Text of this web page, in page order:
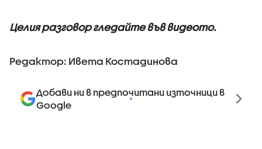
Целия разговор гледайте във видеото.
Редактор: Ивета Костадинова
Добави ни в предпочитани източници в
Google